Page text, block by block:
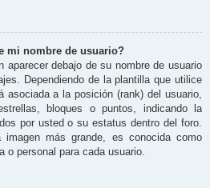
mi nombre de usuario?
aparecer debajo de su nombre de usuario
Dependiendo de la plantilla que utilice
asociada a la posición (rank) del usuario,
bloques o puntos, indicando la
por usted o su estatus dentro del foro.
imagen más grande, es conocida como
o personal para cada usuario.